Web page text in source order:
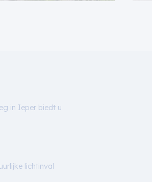
in Ieper biedt u
lichtinval